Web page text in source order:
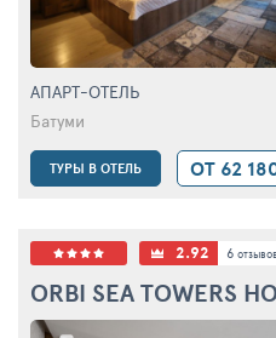
АПАРТ-ОТЕЛЬ
Батуми
ТУРЫ В ОТЕЛЬ ОТ 62
2.92 6 отзывов
ORBI SEA TOWERS